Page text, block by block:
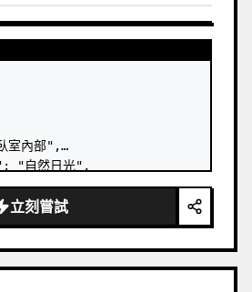
室內部",
"自然日光",
"隨性、舒適、居家"
"俯臥在床上",
立刻嘗試